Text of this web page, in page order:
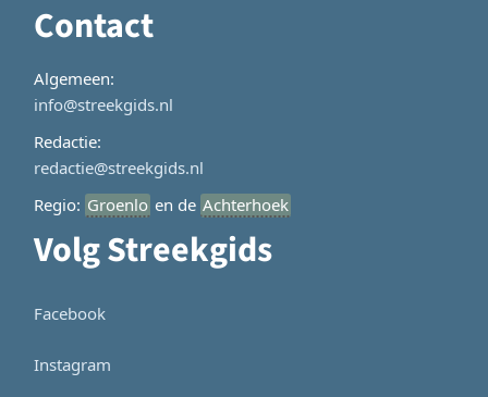
Contact
Algemeen:
info@streekgids.nl
Redactie:
redactie@streekgids.nl
Regio: Groenlo en de Achterhoek
Volg Streekgids
Facebook
Instagram